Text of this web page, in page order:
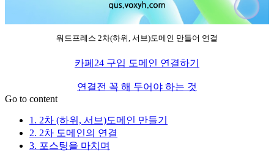
워드프레스 2차(하위, 서브)도메인 만들어 연결
카페24 구입 도메인 연결하기
연결전 꼭 해 두어야 하는 것
Go to content
1. 2차 (하위, 서브)도메인 만들기
2. 2차 도메인의 연결
3. 포스팅을 마치며